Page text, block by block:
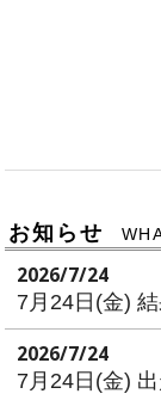
お知らせ
2026/7/24
7月24日(金)
2026/7/24
7月24日(金)